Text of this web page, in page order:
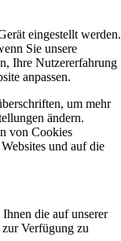
eingestellt werden.
Sie unsere
Ihre Nutzererfahrung
anpassen.
um mehr
ändern.
von Cookies
und auf die
die auf unserer
Verfügung zu